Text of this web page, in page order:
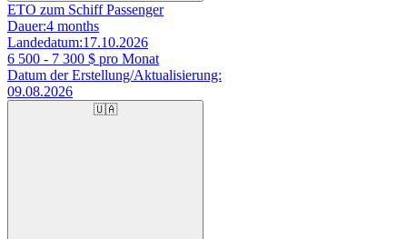
ETO zum Schiff Passenger
Dauer:4 months
Landedatum:17.10.2026
6 500 - 7 300 $ pro Monat
Datum der Erstellung/Aktualisierung:
09.08.2026
🇺🇦